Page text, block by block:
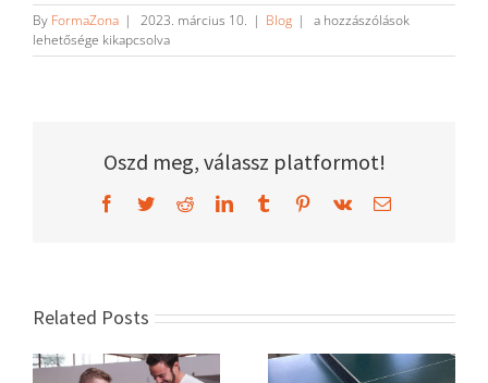
By FormaZona | 2023. március 10. | Blog |
Hogyan
az
a hozzászólások
lehetősége kikapcsolva
Oszd meg, válassz platformot!
Facebook
TwitterRedditLinkedInTumblrPinterest
Vk Email
Related Posts